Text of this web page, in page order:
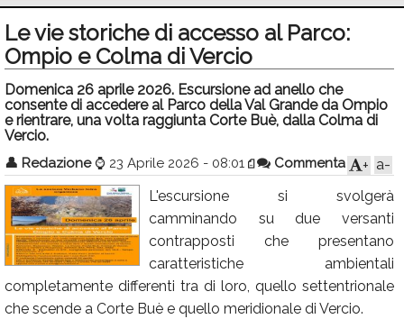
Politica
Sport
Eventi
Rubriche
Calendario
Annunci
Le vie storiche di accesso al Parco:
Ompio e Colma di Vercio
Domenica 26 aprile 2026. Escursione ad anello che
consente di accedere al Parco della Val Grande da Ompio
e rientrare, una volta raggiunta Corte Buè, dalla Colma di
Vercio.
👤 Redazione ⌚ 23 Aprile 2026 - 08:01 Commenta a-
+
L'escursione si svolgerà
camminando su due versanti
contrapposti che presentano
caratteristiche ambientali
completamente differenti tra di loro, quello settentrionale
che scende a Corte Buè e quello meridionale di Vercio.